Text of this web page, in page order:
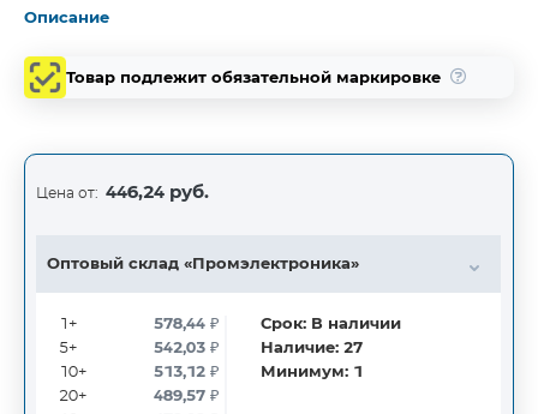
Описание
Товар подлежит обязательной маркировке
Цена от: 446,24 руб.
Оптовый склад «Промэлектроника»
1+
5+
10+
20+
578,44₽
542,03₽
513,12₽
489,57₽
Срок: В наличии
Наличие:27
Минимум: 1